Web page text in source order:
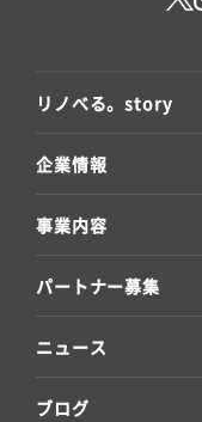
リノべる。story
企業情報
事業内容
パートナー募集
ニュース
ブログ